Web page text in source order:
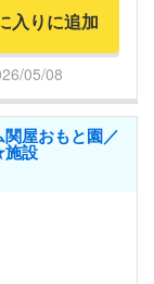
入りに追加
05/08
屋おもと園／
施設